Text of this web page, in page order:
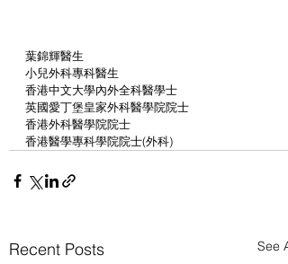
葉錦輝醫生
小兒外科專科醫生
香港中文大學內外全科醫學士
英國愛丁堡皇家外科醫學院院士
香港外科醫學院院士
香港醫學專科學院院士(外科)
Recent Posts See All